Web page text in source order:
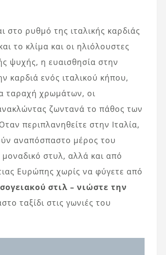
ρυθμό της ιταλικής καρδιάς
το κλίμα και οι ηλιόλουστες
ψυχής, η ευαισθησία στην
καρδιά ενός ιταλικού κήπου,
ταραχή χρωμάτων, οι
ζωντανά το πάθος των
περιπλανηθείτε στην Ιταλία,
αναπόσπαστο μέρος του
στυλ, αλλά και από
Ευρώπης χωρίς να φύγετε από
στιλ – νιώστε την
ταξίδι στις γωνιές του